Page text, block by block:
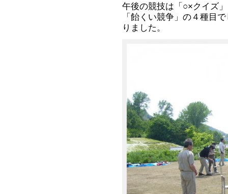
午後の競技は「○×クイズ
「飴くい競争」の４種目
りました。